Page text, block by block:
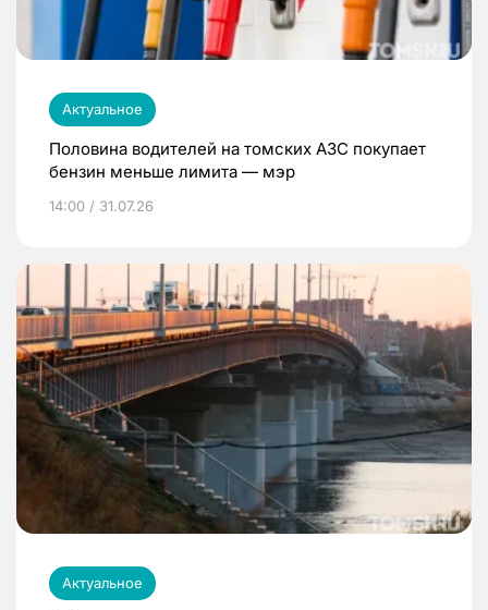
Актуальное
Половина водителей на томских АЗС покупает
бензин меньше лимита — мэр
14:00 / 31.07.26
Актуальное